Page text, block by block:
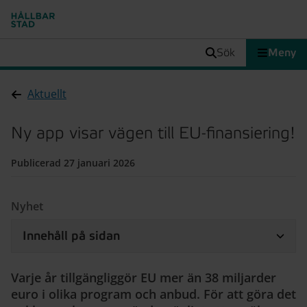
sök Meny
Aktuellt
Ny app visar vägen till EU-finansiering!
Publicerad 27 januari 2026
Nyhet
Innehåll på sidan
Varje år tillgängliggör EU mer än 38 miljarder
euro i olika program och anbud. För att göra det